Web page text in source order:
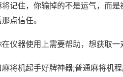
将记住，你输掉的不是运气，而
点信任。
在仪器使用上需要帮助，想获取
麻将机起手好牌神器;普通麻将机